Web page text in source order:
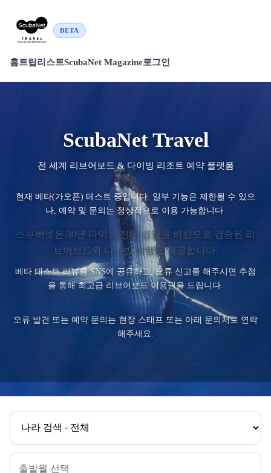
BETA
홈트립리스트ScubaNet Magazine로그인
ScubaNet Travel
전 세계 리브어보드 & 다이빙 리조트 예약 플랫폼
현재 베타(가오픈) 테스트 중입니다. 일부 기능은 제한될 수 있으
나, 예약 및 문의는 정상적으로 이용 가능합니다.
스쿠버넷은 30년 다이빙 전문 경험을 바탕으로 검증된 리
브어보드와 다이빙 여행을 제공합니다.
베타 테스트 리뷰를 SNS에 공유하고, 오류 신고를 해주시면 추첨
을 통해 최고급 리브어보드 이용권을 드립니다.
오류 발견 또는 예약 문의는 현장 스태프 또는 아래 문의처로 연락
해주세요.